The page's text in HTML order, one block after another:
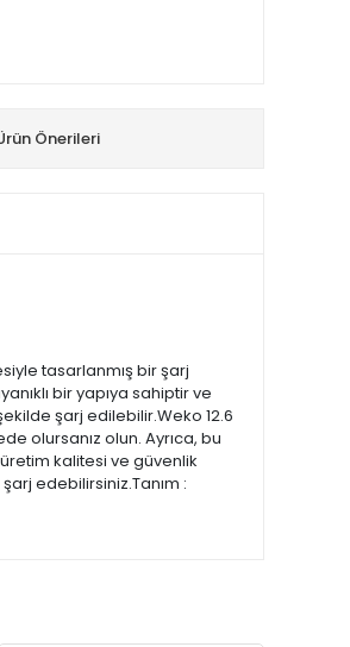
Önerileri
tasarlanmış bir şarj
bir yapıya sahiptir ve
şarj edilebilir.Weko 12.6
olursanız olun. Ayrıca, bu
kalitesi ve güvenlik
edebilirsiniz.Tanım :